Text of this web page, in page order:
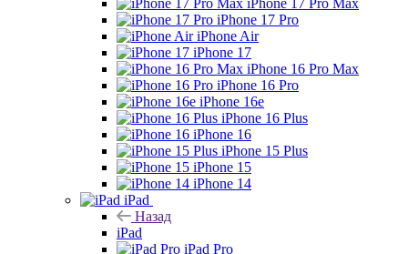
iPhone 17 Pro Max
iPhone 17 Pro
iPhone Air
iPhone 17
iPhone 16 Pro Max
iPhone 16 Pro
iPhone 16e
iPhone 16 Plus
iPhone 16
iPhone 15 Plus
iPhone 15
iPhone 14
iPad
Назад
iPad
iPad Pro